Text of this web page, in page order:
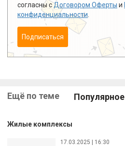
согласны сДоговором Оферты и
конфиденциальности
Подписаться
Ещё по теме Популярное
Жилые комплексы
17.03.2025 | 16:30